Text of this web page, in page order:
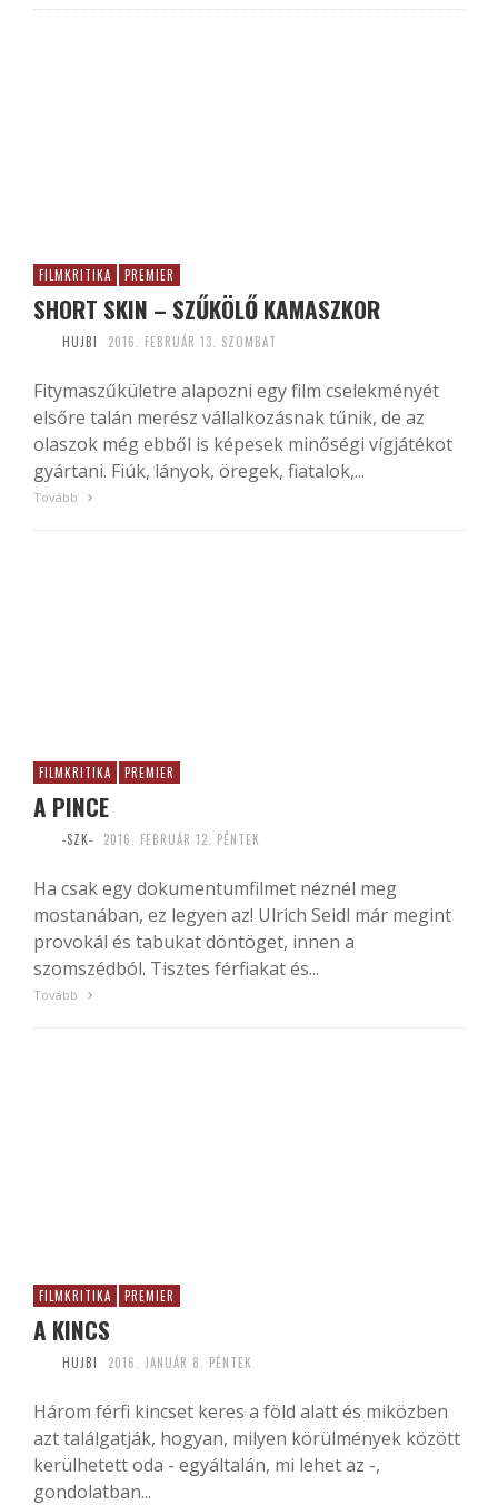
FILMKRITIKA PREMIER
SHORT SKIN – SZŰKÖLŐ KAMASZKOR
HUJBI 2016. FEBRUÁR 13. SZOMBAT
Fitymaszűkületre alapozni egy film cselekményét
elsőre talán merész vállalkozásnak tűnik, de az
olaszok még ebből is képesek minőségi vígjátékot
gyártani. Fiúk, lányok, öregek, fiatalok,...
Tovább
FILMKRITIKA PREMIER
A PINCE
-SZK- 2016. FEBRUÁR 12. PÉNTEK
Ha csak egy dokumentumfilmet néznél meg
mostanában, ez legyen az! Ulrich Seidl már megint
provokál és tabukat döntöget, innen a
szomszédból. Tisztes férfiakat és...
Tovább
FILMKRITIKA PREMIER
A KINCS
HUJBI 2016. JANUÁR 8. PÉNTEK
Három férfi kincset keres a föld alatt és miközben
azt találgatják, hogyan, milyen körülmények között
kerülhetett oda - egyáltalán, mi lehet az -,
gondolatban...